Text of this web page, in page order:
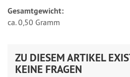
Gesamtgewicht:
ca. 0,50 Gramm
ZU DIESEM ARTIKEL
KEINE FRAGEN